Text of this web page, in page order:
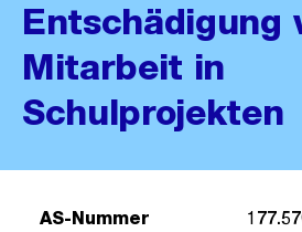
Entschädigung
Mitarbeit in
Schulprojekten
AS-Nummer